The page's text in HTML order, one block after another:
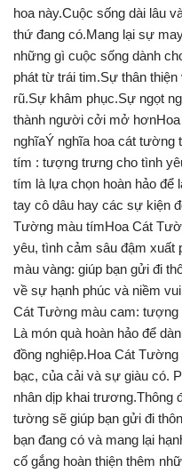
hoa này.Cuộc sống dài lâu
thứ đang có.Mang lại sự
những gì cuộc sống dành
phát từ trái tim.Sự thân
rũ.Sự khâm phục.Sự ngọt
thành người cởi mở
nghĩaÝ nghĩa hoa cát tường
tím : tượng trưng cho tình
tím là lựa chọn hoàn hảo để
tay cô dâu hay các sự kiện
Tường màu tímHoa Cát
yêu, tình cảm sâu đậm xuất
màu vàng: giúp bạn gửi đi
về sự hạnh phúc và niềm
Cát Tường màu cam: tượng
Là món quà hoàn hảo để
đồng nghiệp.Hoa Cát
bạc, của cải và sự giàu có.
nhân dịp khai trương.Thông
tường sẽ giúp bạn gửi đi
bạn đang có và mang lại
cố gắng hoàn thiện thêm